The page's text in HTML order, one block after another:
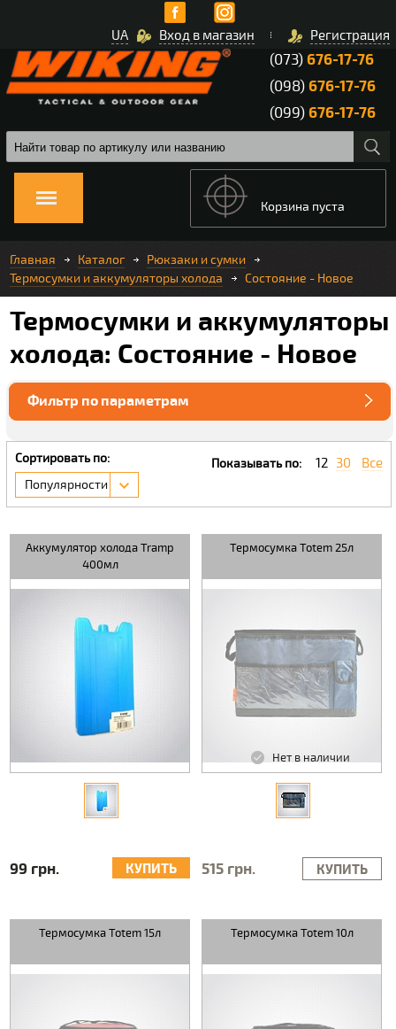
Вход в магазин Регистрация
UA
(073)676-17-76
(098)676-17-76
(099)676-17-76
Корзина пуста
Главная Каталог
Рюкзаки и сумки
Термосумки и аккумуляторы холода
Состояние - Новое
Термосумки и аккумуляторы
холода: Состояние - Новое
Фильтр по параметрам
Сортировать по:
Популярности
Показывать по: 12 30 Все
Аккумулятор холода Tramp
400мл
99 грн. КУПИТЬ
Термосумка Totem 25л
Нет в наличии
515 грн. КУПИТЬ
Термосумка Totem 15л Термосумка Totem 10л